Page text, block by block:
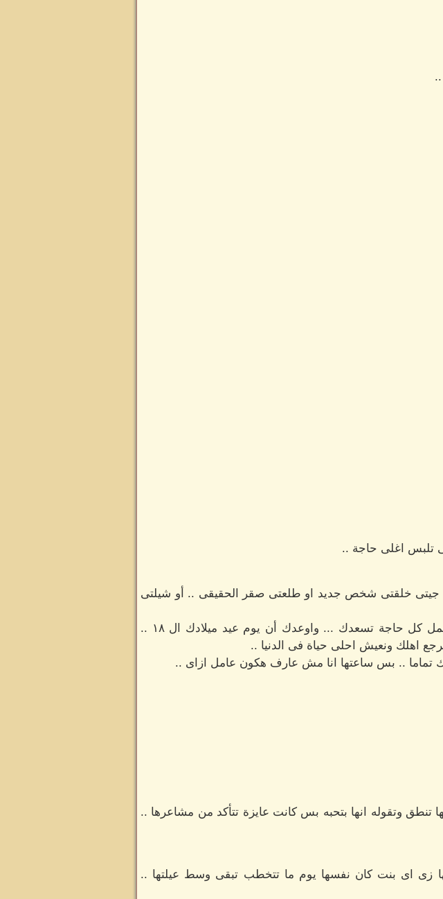
تلبس اغلى حاجة ..
خلقتى شخص جديد او طلعتى صقر الحقيقى .. أو شيلتى
انتى حبيبتى .. روحى .. حياتى .. واتمنى انك فعلا تحبيتى يا شهد وانا هعمل كل حاجة تسعدك ... واوعدك أن يوم عيد ميلادك ال ١٨ ..
اهلك ونعيش احلى حياة فى الدنيا ..
تماما .. بس ساعتها انا مش عارف هكون عامل ازاى ..
وتقوله انها بتحبه بس كانت عايزة تتأكد من مشاعرها ..
زى اى بنت كان نفسها يوم ما تتخطب تبقى وسط عيلتها ..